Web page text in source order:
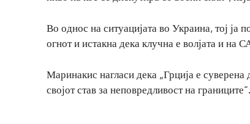
Во однос на ситуацијата во Украина, тој ја
огнот и истакна дека клучна е волјата и
Маринакис нагласи дека „Грција е
својот став за неповредливост на границите“.